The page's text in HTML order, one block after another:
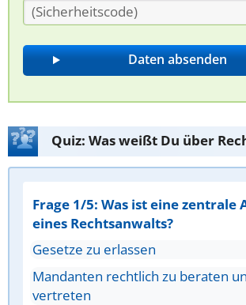
Quiz: Was weißt Du über
Frage 1/5: Was ist eine zentrale
eines Rechtsanwalts?
Gesetze zu erlassen
Mandanten rechtlich zu beraten
vertreten